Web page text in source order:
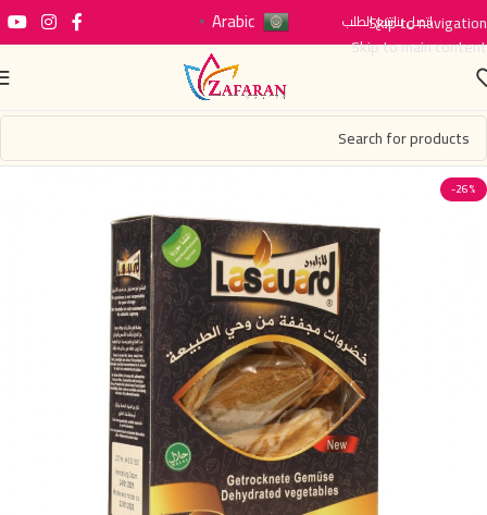
Skip to navigation
Skip to main content
اتصل بناتتبع الطلب Arabic
▼
-26%